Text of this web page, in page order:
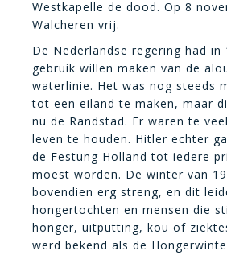
Westkapelle de dood. Op 8
Walcheren vrij.
De Nederlandse regering had in
gebruik willen maken van de
waterlinie. Het was nog steeds
tot een eiland te maken, maar
nu de Randstad. Er waren te
leven te houden. Hitler echter
de Festung Holland tot iedere
moest worden. De winter van
bovendien erg streng, en dit
hongertochten en mensen die
honger, uitputting, kou of
werd bekend als de